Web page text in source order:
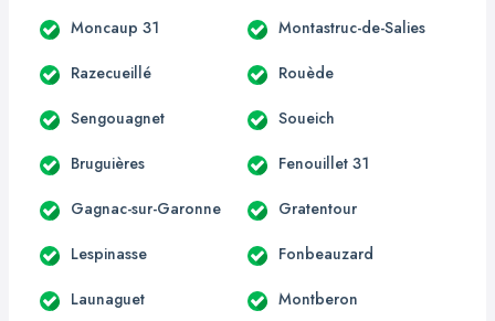
Moncaup 31 Montastruc-de-Salies
Razecueillé Rouède
Sengouagnet Soueich
Bruguières Fenouillet 31
Gagnac-sur-Garonne Gratentour
Lespinasse Fonbeauzard
Launaguet Montberon